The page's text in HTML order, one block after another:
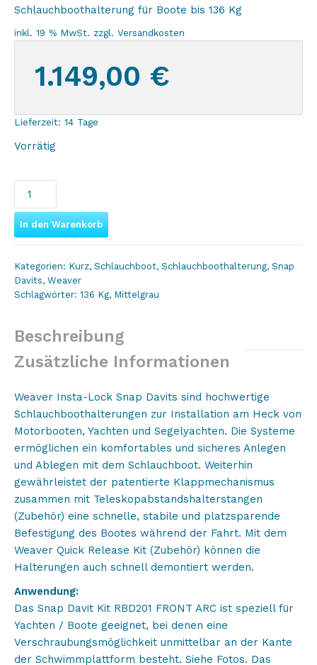
Schlauchboothalterung für Boote bis 136 Kg
inkl. 19 % MwSt. zzgl. Versandkosten
1.149,00 €
Lieferzeit: 14 Tage
Vorrätig
Weaver
Front
Arc
Snap
Plattform
Kit
RBD201
Menge
In den Warenkorb
Kategorien: Kurz, Schlauchboot, Schlauchboothalterung, Snap
Davits, Weaver
Schlagwörter: 136 Kg, Mittelgrau
Beschreibung
Zusätzliche Informationen
Weaver Insta-Lock Snap Davits sind hochwertige
Schlauchboothalterungen zur Installation am Heck von
Motorbooten, Yachten und Segelyachten. Die Systeme
ermöglichen ein komfortables und sicheres Anlegen
und Ablegen mit dem Schlauchboot. Weiterhin
gewährleistet der patentierte Klappmechanismus
zusammen mit Teleskopabstandshalterstangen
(Zubehör) eine schnelle, stabile und platzsparende
Befestigung des Bootes während der Fahrt. Mit dem
Weaver Quick Release Kit (Zubehör) können die
Halterungen auch schnell demontiert werden.
Anwendung:
Das Snap Davit Kit RBD201 FRONT ARC ist speziell für
Yachten / Boote geeignet, bei denen eine
Verschraubungsmöglichkeit unmittelbar an der Kante
der Schwimmplattform besteht. Siehe Fotos. Das